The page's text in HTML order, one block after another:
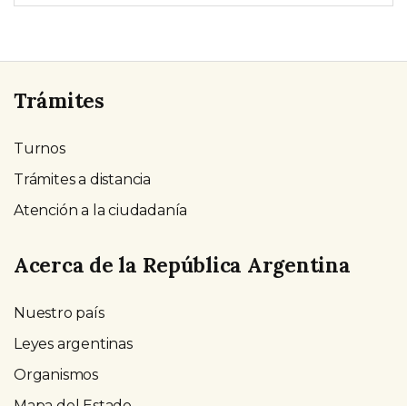
Trámites
Turnos
Trámites a distancia
Atención a la ciudadanía
Acerca de la República Argentina
Nuestro país
Leyes argentinas
Organismos